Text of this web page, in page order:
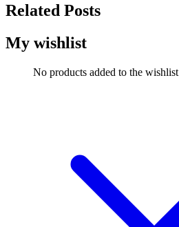
Related Posts
My wishlist
No products added to the wishlist